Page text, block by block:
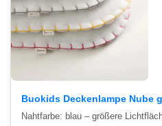
Buokids Deckenlampe Nube
Nahtfarbe: blau – größere